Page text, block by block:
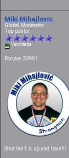
Miki Mihajlovic
Global Moderator
Top poster
Van mreže
Poruke: 33991
Shut the f..k up and train!!!